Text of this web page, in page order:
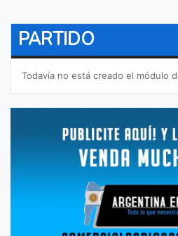
PARTIDO
Todavía no está creado el módulo